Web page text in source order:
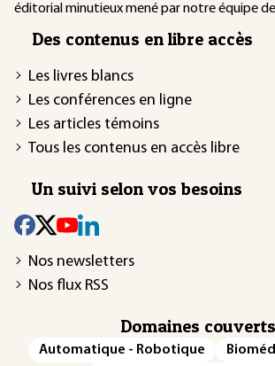
éditorial minutieux mené par notre équipe
Des contenus en libre accès
Les livres blancs
Les conférences en ligne
Les articles témoins
Tous les contenus en accès libre
Un suivi selon vos besoins
Nos newsletters
Nos flux RSS
Domaines couverts
Automatique - Robotique